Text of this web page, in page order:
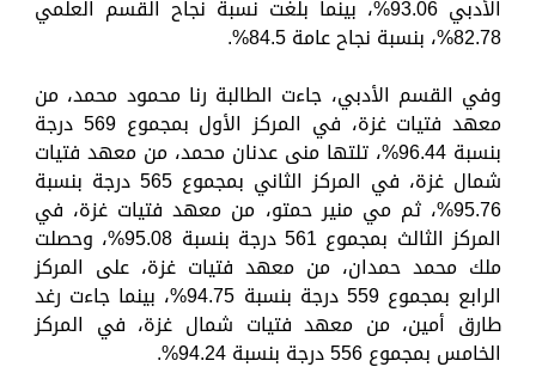
الأدبي 93.06%، بينما بلغت نسبة نجاح القسم العلمي
82.78%، بنسبة نجاح عامة 84.5%.
وفي القسم الأدبي، جاءت الطالبة رنا محمود محمد، من
معهد فتيات غزة، في المركز الأول بمجموع 569 درجة
بنسبة 96.44%، تلتها منى عدنان محمد، من معهد فتيات
شمال غزة، في المركز الثاني بمجموع 565 درجة بنسبة
95.76%، ثم مي منير حمتو، من معهد فتيات غزة، في
المركز الثالث بمجموع 561 درجة بنسبة 95.08%، وحصلت
ملك محمد حمدان، من معهد فتيات غزة، على المركز
الرابع بمجموع 559 درجة بنسبة 94.75%، بينما جاءت رغد
طارق أمين، من معهد فتيات شمال غزة، في المركز
الخامس بمجموع 556 درجة بنسبة 94.24%.